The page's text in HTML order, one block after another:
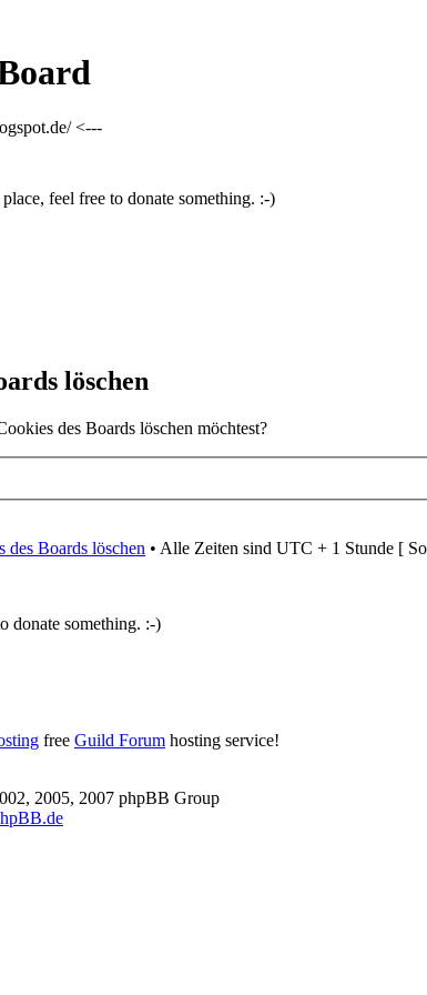
<---
feel free to donate something. :-)
löschen
des Boards löschen möchtest?
des Boards löschen • Alle Zeiten sind UTC + 1 Stunde [
donate something. :-)
free Guild Forum hosting service!
2005, 2007 phpBB Group